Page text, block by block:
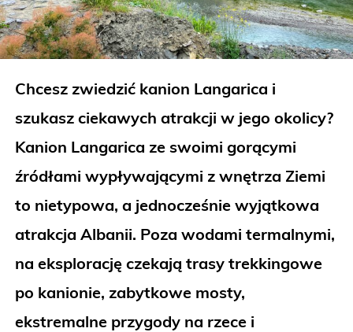
Chcesz zwiedzić kanion Langarica i
szukasz ciekawych atrakcji w jego okolicy?
Kanion Langarica ze swoimi gorącymi
źródłami wypływającymi z wnętrza Ziemi
to nietypowa, a jednocześnie wyjątkowa
atrakcja Albanii. Poza wodami termalnymi,
na eksplorację czekają trasy trekkingowe
po kanionie, zabytkowe mosty,
ekstremalne przygody na rzece i